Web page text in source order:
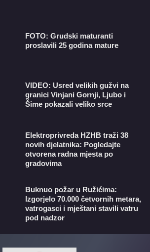
FOTO: Grudski maturanti
proslavili 25 godina mature
VIDEO: Usred velikih gužvi na
granici Vinjani Gornji, Ljubo i
Šime pokazali veliko srce
​Elektroprivreda HZHB traži 38
novih djelatnika: Pogledajte
otvorena radna mjesta po
gradovima
Buknuo požar u Ružićima:
Izgorjelo 70.000 četvornih metara,
vatrogasci i mještani stavili vatru
pod nadzor